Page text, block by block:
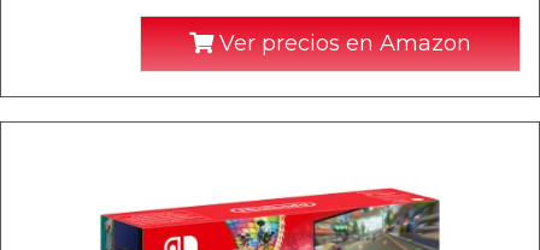
Ver precios en Amazon